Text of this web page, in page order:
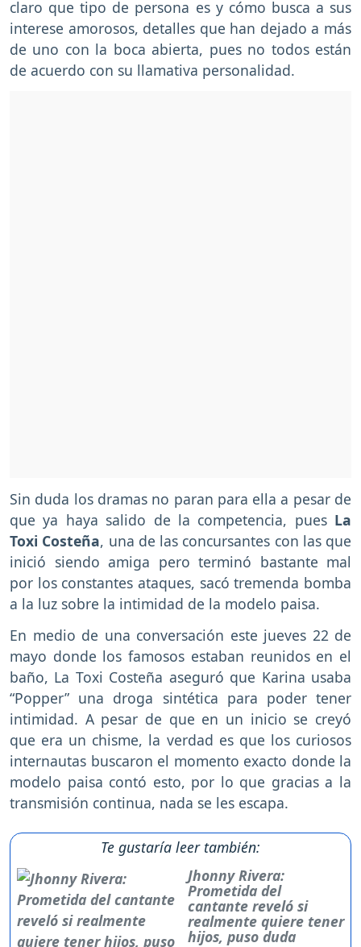
claro que tipo de persona es y cómo busca a sus
interese amorosos, detalles que han dejado a más
de uno con la boca abierta, pues no todos están
de acuerdo con su llamativa personalidad.
Sin duda los dramas no paran para ella a pesar de
que ya haya salido de la competencia, pues La
Toxi Costeña, una de las concursantes con las que
inició siendo amiga pero terminó bastante mal
por los constantes ataques, sacó tremenda bomba
a la luz sobre la intimidad de la modelo paisa.
En medio de una conversación este jueves 22 de
mayo donde los famosos estaban reunidos en el
baño, La Toxi Costeña aseguró que Karina usaba
“Popper” una droga sintética para poder tener
intimidad. A pesar de que en un inicio se creyó
que era un chisme, la verdad es que los curiosos
internautas buscaron el momento exacto donde la
modelo paisa contó esto, por lo que gracias a la
transmisión continua, nada se les escapa.
Te gustaría leer también:
Jhonny Rivera:
Prometida del
cantante reveló si
realmente quiere tener
hijos, puso duda